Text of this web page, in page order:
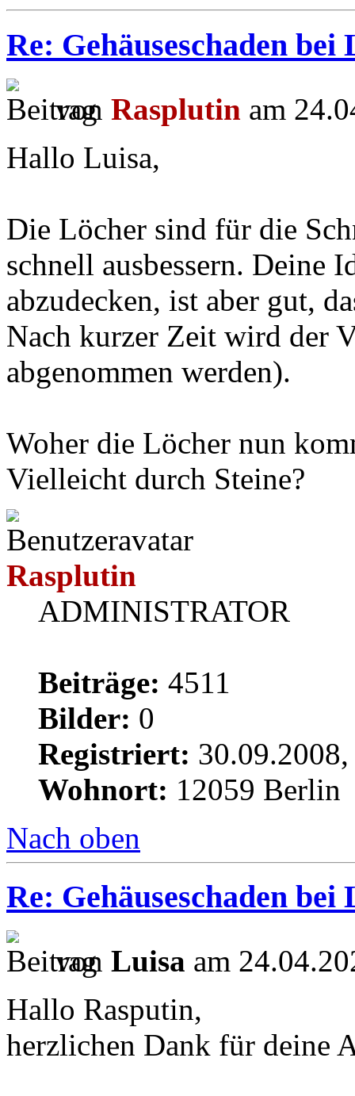
Re: Gehäuseschaden
von Rasplutin am
Hallo Luisa,
Die Löcher sind für die
schnell ausbessern. Deine
abzudecken, ist aber gut,
Nach kurzer Zeit wird der
abgenommen werden).
Woher die Löcher nun
Vielleicht durch Steine?
Rasplutin
ADMINISTRATOR
Beiträge: 4511
Bilder: 0
Registriert:
Wohnort: 12059 Berlin
Nach oben
Re: Gehäuseschaden
von Luisa am
Hallo Rasputin,
herzlichen Dank für deine